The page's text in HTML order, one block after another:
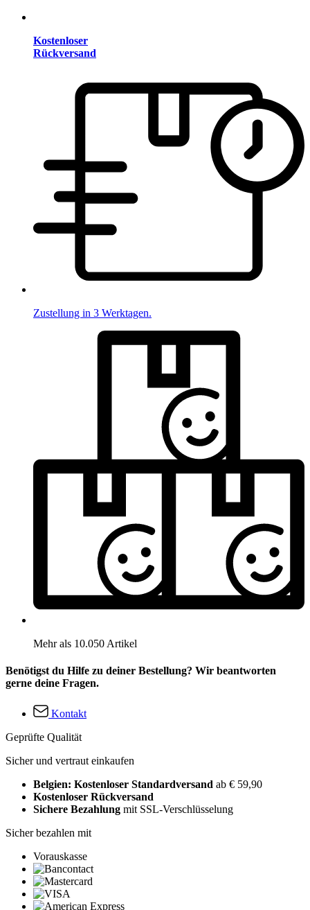
Kostenloser
Rückversand
Zustellung in 3 Werktagen.
Mehr als 10.050 Artikel
Benötigst du Hilfe zu deiner Bestellung? Wir beantworten
gerne deine Fragen.
Kontakt
Geprüfte Qualität
Sicher und vertraut einkaufen
Belgien: Kostenloser Standardversand ab € 59,90
Kostenloser Rückversand
Sichere Bezahlung mit SSL-Verschlüsselung
Sicher bezahlen mit
Vorauskasse